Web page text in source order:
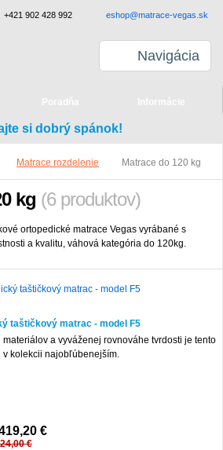
si dobrý spánok!
Matrace rozdelenie Matrace do 120 kg
kg (6 produktov)
ortopedické matrace Vegas vyrábané s
a kvalitu, váhová kategória do 120kg.
taštičkový matrac - model F5
a vyváženej rovnováhe tvrdosti je tento
v kolekcii najobľúbenejším.
€
€
+421 902 428 992 eshop@matrace-vegas.sk
Navigácia
Poradňa Informácie